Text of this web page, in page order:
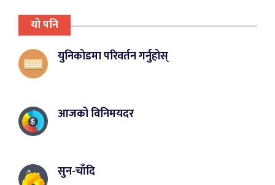
यो पनि
युनिकोडमा परिवर्तन गर्नुहोस्
आजको विनिमयदर
सुन-चाँदि